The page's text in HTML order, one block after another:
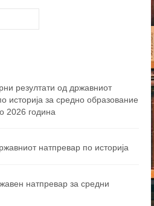
резултати од државниот
историја за средно образование
2026 година
натпревар по историја
натпревар за средни